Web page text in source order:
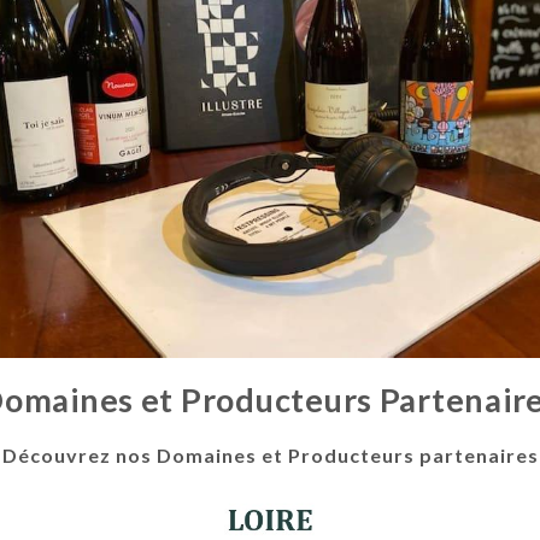
et Producteurs
Découvrez nos Domaines et Producteurs partenaires